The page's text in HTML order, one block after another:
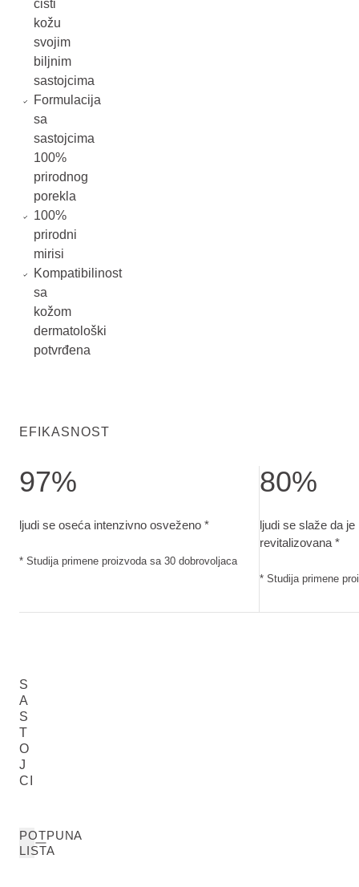
čisti
kožu
svojim
biljnim
sastojcima
Formulacija
sa
sastojcima
100%
prirodnog
porekla
100%
prirodni
mirisi
Kompatibilinost
sa
kožom
dermatološki
potvrđena
EFIKASNOST
97%
ljudi se oseća intenzivno osveženo *
* Studija primene proizvoda sa 30 dobrovoljaca
80%
ljudi se slaže da
revitalizovana *
* Studija primene
S
A
S
T
O
J
CI
POTPUNA
LISTA